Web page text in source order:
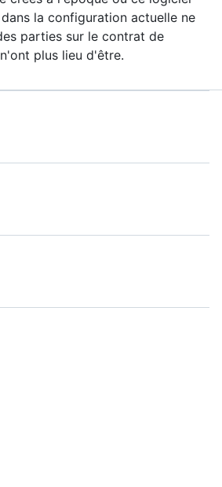
la configuration actuelle ne
parties sur le contrat de
plus lieu d'être.